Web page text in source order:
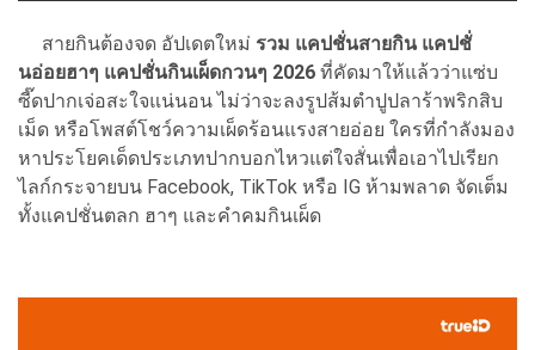
สายกินต้องจด อัปเดตใหม่ รวม แคปชั่นสายกิน แคปชั่
นอ่อยฮาๆ แคปชั่นกินเผ็ดกวนๆ 2026 ที่คัดมาให้แล้วว่าแซ่บ
ซี๊ดปากเจ่อสะใจแน่นอน ไม่ว่าจะลงรูปส้มตำปูปลาร้าพริกสิบ
เม็ด หรือโพสต์โชว์ความเผ็ดร้อนแรงสายอ่อย ใครที่กำลังมอง
หาประโยคเด็ดประเภทปากบอกไหวแต่ใจสั่นเพื่อเอาไปเรียก
ไลก์กระจายบน Facebook, TikTok หรือ IG ห้ามพลาด จัดเต็ม
ทั้งแคปชั่นตลก ฮาๆ และคำคมกินเผ็ด